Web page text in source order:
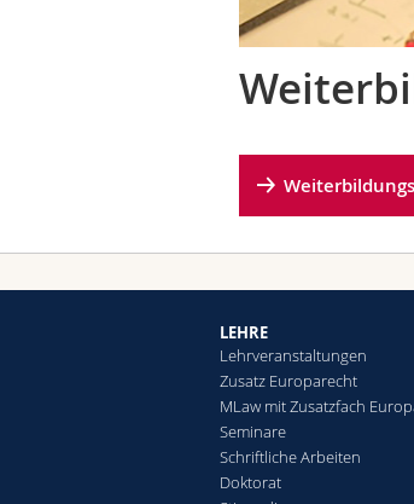
LEHRE
Lehrveranstaltungen
Zusatz Europarecht
MLaw mit Zusatzfach
Seminare
Schriftliche Arbeiten
Doktorat